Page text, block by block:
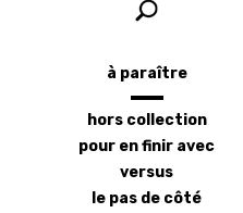
Rechercher
latéral
à paraître
hors collection
pour en finir avec
versus
le pas de côté